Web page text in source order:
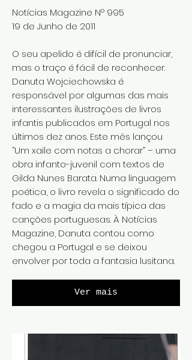
Notícias Magazine Nº 995
19 de Junho de 2011
O seu apelido é difícil de pronunciar,
mas o traço é fácil de reconhecer.
Danuta Wojciechowska é
responsável por algumas das mais
interessantes ilustrações de livros
infantis publicados em Portugal nos
últimos dez anos. Este mês lançou
“Um xaile com notas a chorar” – uma
obra infanto-juvenil com textos de
Gilda Nunes Barata. Numa linguagem
poética, o livro revela o significado do
fado e a magia da mais típica das
canções portuguesas. À Notícias
Magazine, Danuta contou como
chegou a Portugal e se deixou
envolver por toda a fantasia lusitana.
Ver mais